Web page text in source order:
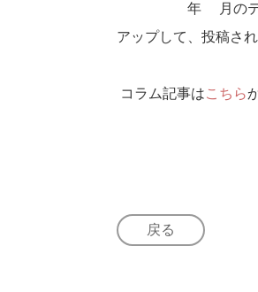
2021年8月のテー
アップして、投稿さ
コラム記事はこちら
戻る